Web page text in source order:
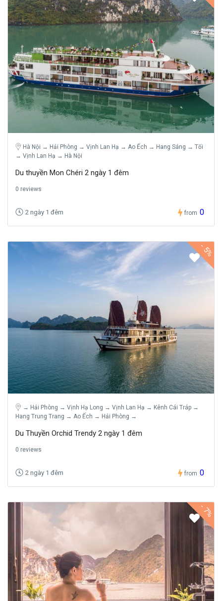
Hà Nội → Hải Phòng → Vịnh Lan Hạ → Ao Ếch → Hang Sáng → Tối
→ Vịnh Lan Hạ → Hà Nội
Du thuyền Mon Chéri 2 ngày 1 đêm
0 reviews
2 ngày 1 đêm from 0
-5%
→ Hải Phòng → Vịnh Hạ Long → Vịnh Lan Hạ → Kênh Cái Tráp →
Hang Trung Trang → Ao Ếch → Hải Phòng →
Du Thuyền Orchid Trendy 2 ngày 1 đêm
0 reviews
2 ngày 1 đêm from 0
-7%